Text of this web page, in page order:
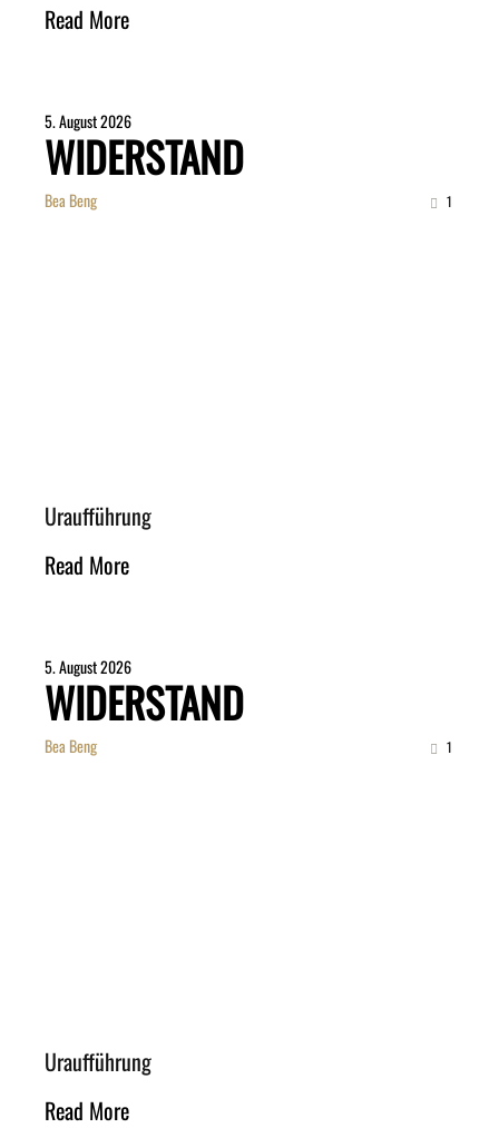
Read More
5. August 2026
WIDERSTAND
Bea Beng 1
Uraufführung
Read More
5. August 2026
WIDERSTAND
Bea Beng 1
Uraufführung
Read More